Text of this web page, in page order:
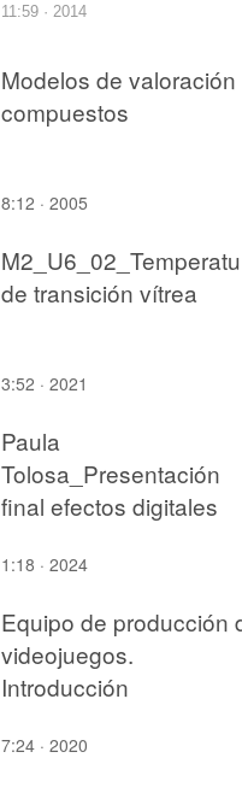
11:59 · 2014
Modelos de valoración
compuestos
8:12 · 2005
de transición vítrea
3:52 · 2021
Paula
Tolosa_Presentación
final efectos digitales
1:18 · 2024
Equipo de producción
videojuegos.
Introducción
7:24 · 2020